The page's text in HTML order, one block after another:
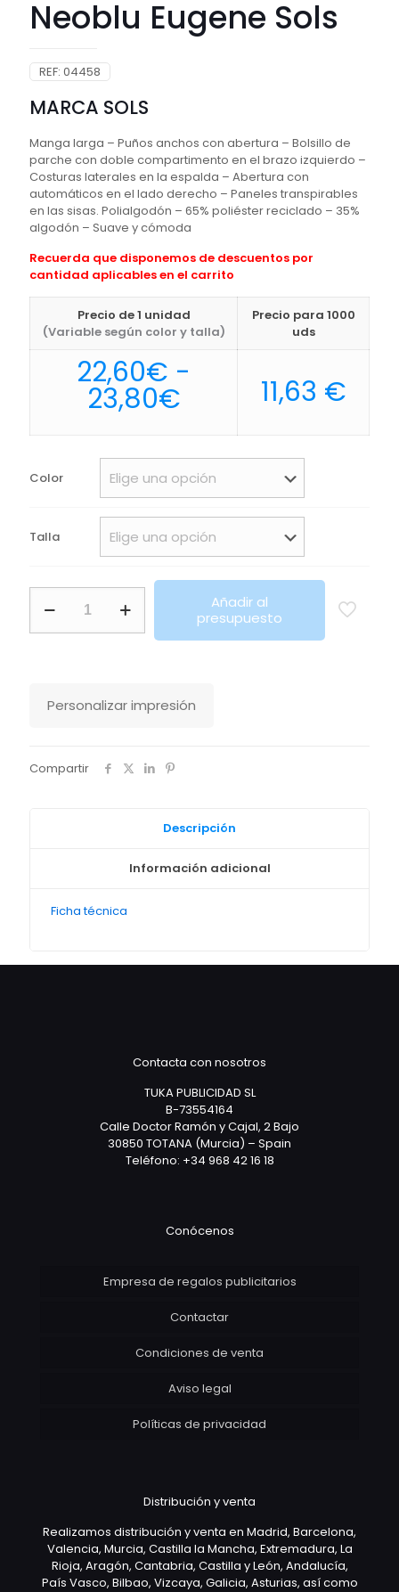
Neoblu Eugene Sols
REF: 04458
MARCA SOLS
Manga larga – Puños anchos con abertura – Bolsillo de
parche con doble compartimento en el brazo izquierdo –
Costuras laterales en la espalda – Abertura con
automáticos en el lado derecho – Paneles transpirables
en las sisas. Polialgodón – 65% poliéster reciclado – 35%
algodón – Suave y cómoda
Recuerda que disponemos de descuentos por
cantidad aplicables en el carrito
Precio de 1 unidad
(Variable según color y talla)
Precio para 1000
uds
22,60€ -
23,80€Rango
precios:
desde
22,60€
hasta
23,80€
11,63 €
Color
Talla
Cocina
cantidad
Añadir al
presupuesto
Personalizar impresión
Compartir
Descripción
Información adicional
Ficha técnica
Contacta con nosotros
TUKA PUBLICIDAD SL
B-73554164
Calle Doctor Ramón y Cajal, 2 Bajo
30850 TOTANA (Murcia) – Spain
Teléfono: +34 968 42 16 18
Conócenos
Empresa de regalos publicitarios
Contactar
Condiciones de venta
Aviso legal
Políticas de privacidad
Distribución y venta
Realizamos distribución y venta en Madrid, Barcelona,
Valencia, Murcia, Castilla la Mancha, Extremadura, La
Rioja, Aragón, Cantabria, Castilla y León, Andalucía,
País Vasco, Bilbao, Vizcaya, Galicia, Asturias, así como